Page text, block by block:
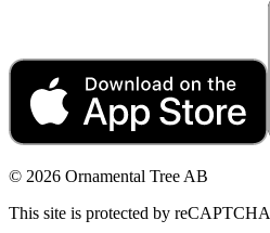
© 2026 Ornamental Tree AB
This site is protected by reCAPTCHA